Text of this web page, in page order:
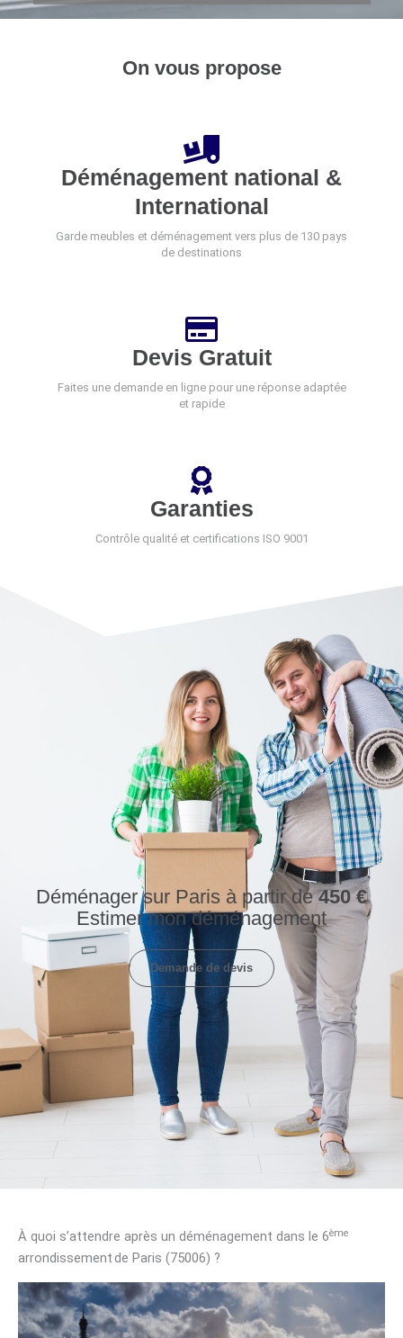
On vous propose
Déménagement national &
International
Garde meubles et déménagement vers plus de 130 pays
de destinations
Devis Gratuit
Faites une demande en ligne pour une réponse adaptée
et rapide
Garanties
Contrôle qualité et certifications ISO 9001
Déménager sur Paris à partir de450 €
Estimer mon déménagement
Demande de devis
À quoi s’attendre après un déménagement dans le 6ème
arrondissement de Paris (75006) ?